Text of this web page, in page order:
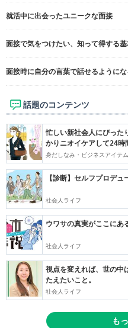
就活中に出会ったユニークな面接
面接で気をつけたい、知って得する
面接時に自分の言葉で話せるように
話題のコンテンツ
忙しい新社会人にぴった
かりニオイケアして24時
身だしなみ・ビジネスアイテム
【診断】セルフプロデ
社会人ライフ
ウワサの真実がここに
社会人ライフ
視点を変えれば、世の
たえたいこと。
社会人ライフ
も